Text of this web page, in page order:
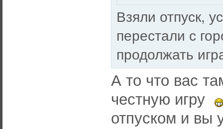
Взяли отпуск,
перестали с
продолжать
А то что вас
честную игру
отпуском и вы